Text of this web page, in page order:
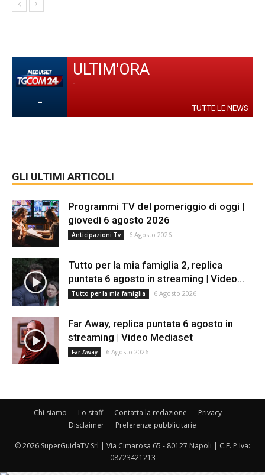
-
ULTIM'ORA
-
TUTTE LE NEWS
GLI ULTIMI ARTICOLI
Programmi TV del pomeriggio di oggi |
giovedì 6 agosto 2026
Anticipazioni Tv 6 Agosto 2026
Tutto per la mia famiglia 2, replica
puntata 6 agosto in streaming | Video...
Tutto per la mia famiglia 6 Agosto 2026
Far Away, replica puntata 6 agosto in
streaming | Video Mediaset
Far Away 6 Agosto 2026
Chi siamo Lo staff Contatta la redazione
Privacy
Disclaimer
Preferenze pubblicitarie
© 2026 SuperGuidaTV Srl | Via Cimarosa 65 - 80127 Napoli | C.F. P.Iva:
08723421213